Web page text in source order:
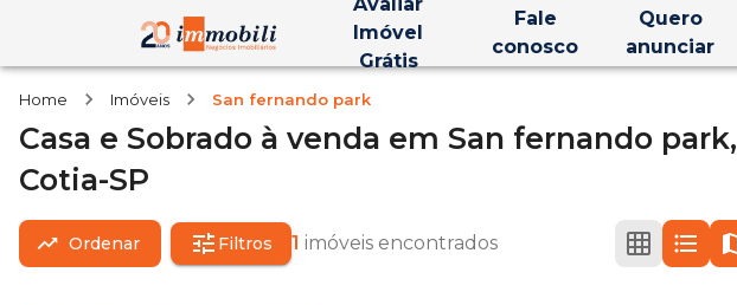
Imóvel
Grátis
Fale
conosco
Quero
anunciar
Home Imóveis San fernando park
Casa e Sobrado à venda em San fernando park,
Cotia-SP
Ordenar Filtros 1 imóveis encontrados